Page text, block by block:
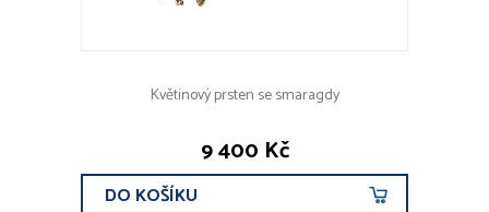
Květinový prsten se smaragdy
9 400 Kč
DO KOŠÍKU